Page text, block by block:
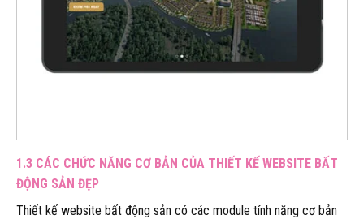
1.3 CÁC CHỨC NĂNG CƠ BẢN CỦA THIẾT KẾ WEBSITE BẤT
ĐỘNG SẢN ĐẸP
Thiết kế website bất động sản có các module tính năng cơ bản